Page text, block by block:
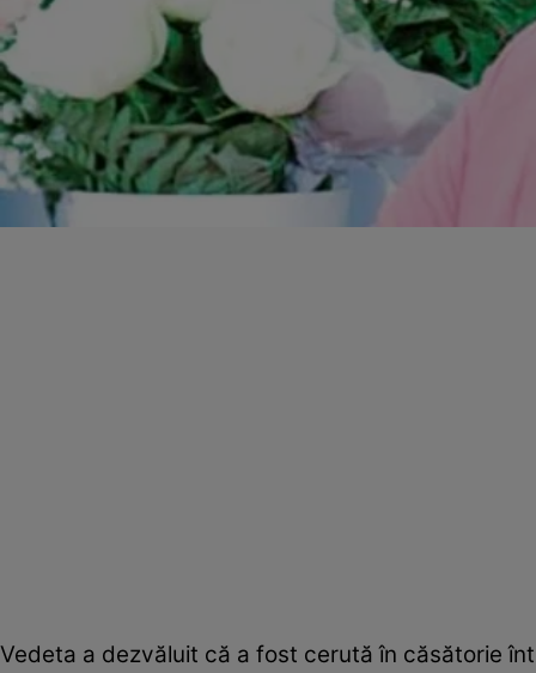
Vedeta a dezvăluit că a fost cerută în căsătorie